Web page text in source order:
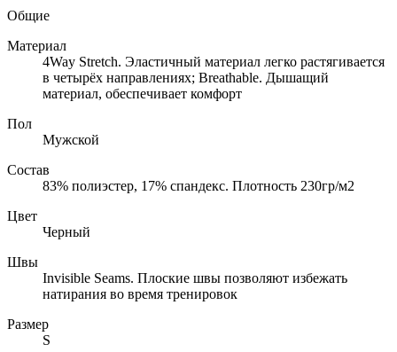
Общие
Материал
4Way Stretch. Эластичный материал легко растягивается
в четырёх направлениях; Breathable. Дышащий
материал, обеспечивает комфорт
Пол
Мужской
Состав
83% полиэстер, 17% спандекс. Плотность 230гр/м2
Цвет
Черный
Швы
Invisible Seams. Плоские швы позволяют избежать
натирания во время тренировок
Размер
S